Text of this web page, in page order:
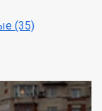
(35)